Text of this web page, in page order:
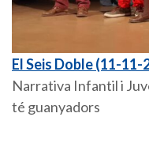
El Seis Doble (11-11-
Narrativa Infantil i
té guanyadors